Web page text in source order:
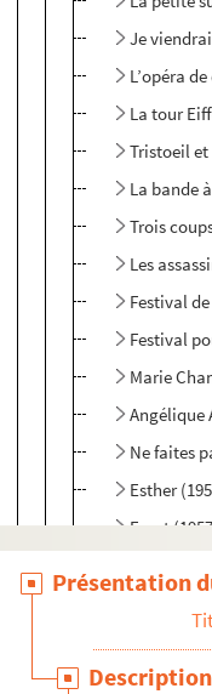
Je
L’opéra
La tour
Tristoeil
La bande
Trois
Les
Festival
Festival
Marie
Angélique
Ne faites
Esther
Faust
Les
Présentation